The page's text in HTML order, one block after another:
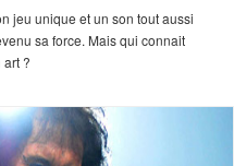
jeu unique et un son tout aussi
sa force. Mais qui connait
?